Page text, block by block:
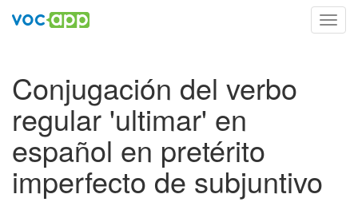
Conjugación del verbo
regular 'ultimar' en
español en pretérito
imperfecto de subjuntivo